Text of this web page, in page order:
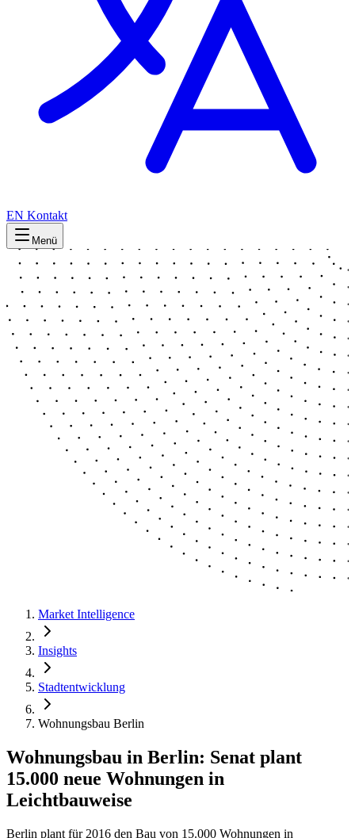
EN Kontakt
Menü
Market Intelligence
Insights
Stadtentwicklung
Wohnungsbau Berlin
Wohnungsbau in Berlin: Senat plant
15.000 neue Wohnungen in
Leichtbauweise
Berlin plant für 2016 den Bau von 15.000 Wohnungen in